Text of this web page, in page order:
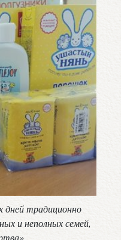
дней традиционно
и неполных семей,